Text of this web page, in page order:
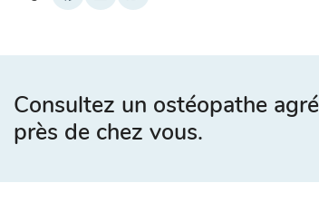
Consultez un ostéopathe
près de chez vous.